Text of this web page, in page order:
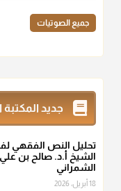
أ.د. صالح
المعتدلين غير
أو التمر أو اللحم
منذ 3 شهر
جميع الصوتيات
جديد المكتبة
تحليل النص الفقهي
الشيخ أ.د. صالح بن علي
الشمراني
18 أبريل، 2026